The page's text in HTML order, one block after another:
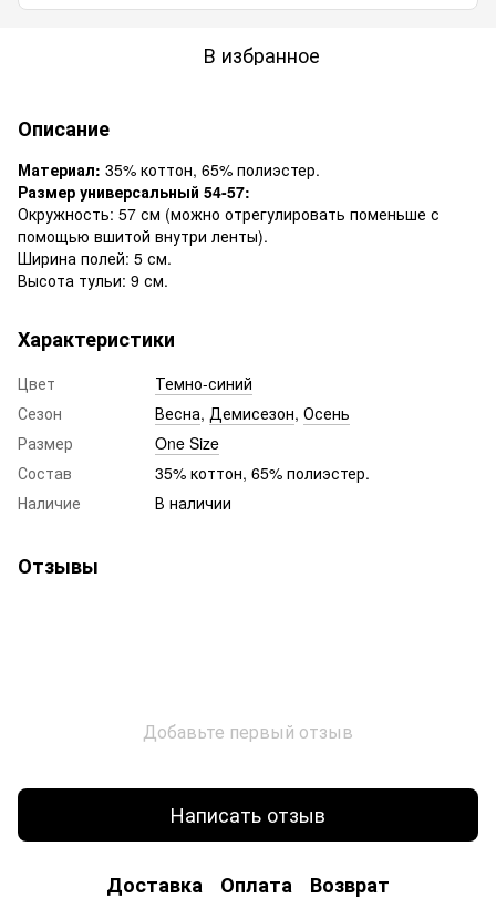
В избранное
Описание
Материал: 35% коттон, 65% полиэстер.
Размер универсальный 54-57:
Окружность: 57 см (можно отрегулировать поменьше с
помощью вшитой внутри ленты).
Ширина полей: 5 см.
Высота тульи: 9 см.
Характеристики
Цвет
Темно-синий
Сезон
Весна, Демисезон, Осень
Размер
One Size
Состав
35% коттон, 65% полиэстер.
Наличие
В наличии
Отзывы
Добавьте первый отзыв
Написать отзыв
Доставка Оплата Возврат